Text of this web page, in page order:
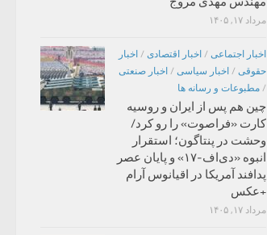
مرداد ۱۷, ۱۴۰۵
اخبار اجتماعی / اخبار اقتصادی / اخبار
حقوقی / اخبار سیاسی / اخبار صنعتی
/ مطبوعات و رسانه ها
چین هم پس از ایران و روسیه
کارت «فراصوت» را رو کرد/
وحشت در پنتاگون؛ استقرار
انبوه «دی‌اف‑۱۷» و پایان عصر
پدافند آمریکا در اقیانوس آرام
+عکس
مرداد ۱۷, ۱۴۰۵